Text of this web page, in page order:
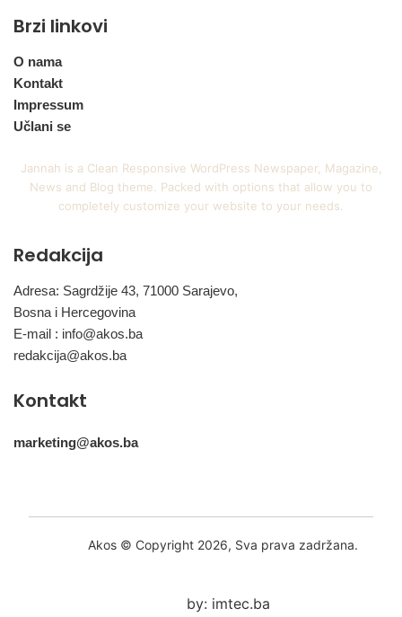
Brzi linkovi
O nama
Kontakt
Impressum
Učlani se
Jannah is a Clean Responsive WordPress Newspaper, Magazine,
News and Blog theme. Packed with options that allow you to
completely customize your website to your needs.
Redakcija
Adresa: Sagrdžije 43, 71000 Sarajevo,
Bosna i Hercegovina
E-mail : info@akos.ba
redakcija@akos.ba
Kontakt
marketing@akos.ba
Akos © Copyright 2026, Sva prava zadržana.
by: imtec.ba